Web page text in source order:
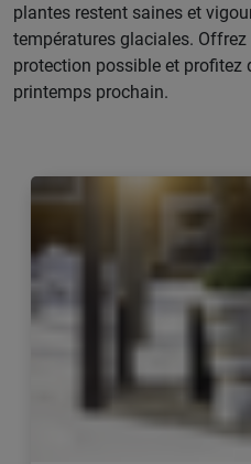
plantes restent saines et
températures glaciales.
protection possible et profitez
printemps prochain.